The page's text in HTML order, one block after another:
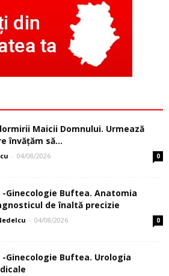
Maicii Domnului. Urmează
învăţăm să...
- 04/08/2026 0
Ginecologie Buftea. Anatomia
de înaltă precizie
- 04/08/2026 0
Ginecologie Buftea. Urologia